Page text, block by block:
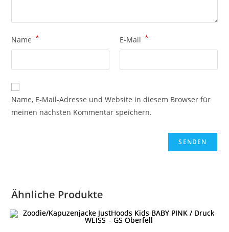
Name * E-Mail *
Name, E-Mail-Adresse und Website in diesem Browser für
meinen nächsten Kommentar speichern.
Ähnliche Produkte